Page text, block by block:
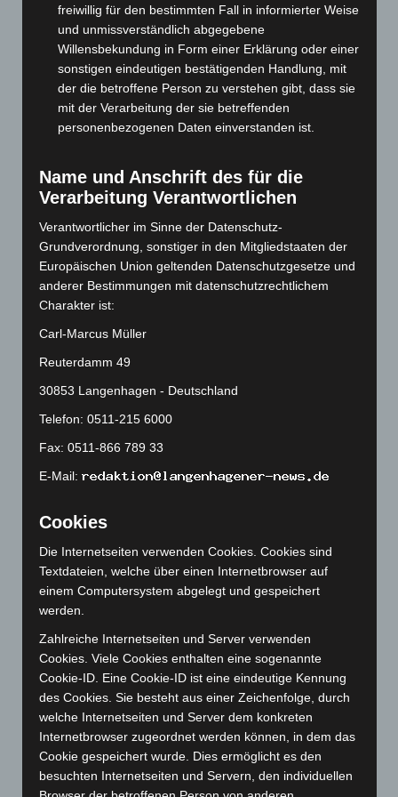
Februar 2025(96)
Januar 2025(88)
Dezember 2024(89)
November 2024(94)
Oktober 2024(93)
September 2024
(112)
Juli 2024(89)
Juni 2024
(107)
Mai 2024(149)
April 2024(102)
März 2024
(103)
Februar 2024
(103)
August 2023(134)
Juli 2023 (118)
Mai 2023(139)
April 2023(155)
März 2023
Februar 2023(154)
Januar 2023 (140)
Dezember 2022(130)
November 2022(167)
Oktober 2022(166)
September 2022(205)
freiwillig für den bestimmten Fall in informierter Weise
und unmissverständlich abgegebene
Willensbekundung in Form einer Erklärung oder einer
sonstigen eindeutigen bestätigenden Handlung, mit
der die betroffene Person zu verstehen gibt, dass sie
mit der Verarbeitung der sie betreffenden
personenbezogenen Daten einverstanden ist.
Name und Anschrift des für die
Verarbeitung Verantwortlichen
Verantwortlicher im Sinne der Datenschutz-
Grundverordnung, sonstiger in den Mitgliedstaaten der
Europäischen Union geltenden Datenschutzgesetze und
anderer Bestimmungen mit datenschutzrechtlichem
Charakter ist:
Carl-Marcus Müller
Reuterdamm 49
30853 Langenhagen - Deutschland
Telefon: 0511-215 6000
Fax: 0511-866 789 33
E-Mail:
Cookies
Die Internetseiten verwenden Cookies. Cookies sind
Textdateien, welche über einen Internetbrowser auf
einem Computersystem abgelegt und gespeichert
werden.
Zahlreiche Internetseiten und Server verwenden
Cookies. Viele Cookies enthalten eine sogenannte
Cookie-ID. Eine Cookie-ID ist eine eindeutige Kennung
des Cookies. Sie besteht aus einer Zeichenfolge, durch
welche Internetseiten und Server dem konkreten
Internetbrowser zugeordnet werden können, in dem das
Cookie gespeichert wurde. Dies ermöglicht es den
besuchten Internetseiten und Servern, den individuellen